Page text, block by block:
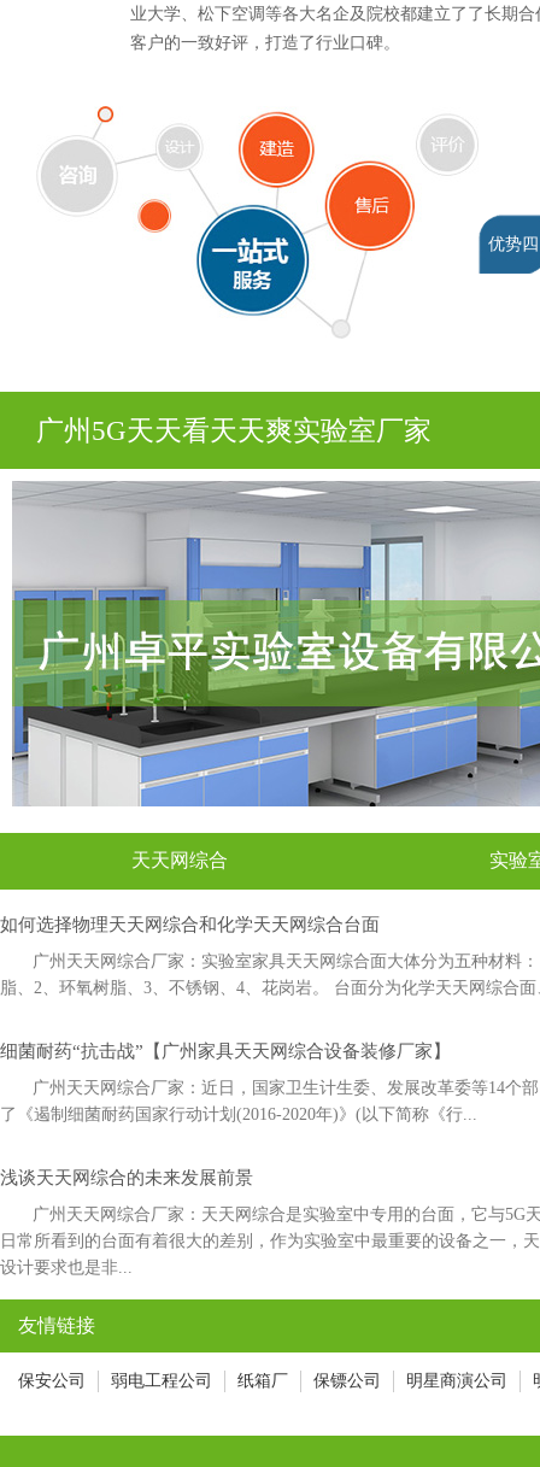
业大学、松下空调等各大名企及院校都建立了了长期合作
客户的一致好评，打造了行业口碑。
优势四
广州5G天天看天天爽实验室厂家
天天网综合 实验
如何选择物理天天网综合和化学天天网综合台面
广州天天网综合厂家：实验室家具天天网综合面大体分为五种材料：
脂、2、环氧树脂、3、不锈钢、4、花岗岩。 台面分为化学天天网综合
细菌耐药“抗击战”【广州家具天天网综合设备装修厂家】
广州天天网综合厂家：近日，国家卫生计生委、发展改革委等14
了《遏制细菌耐药国家行动计划(2016-2020年)》(以下简称《行...
浅谈天天网综合的未来发展前景
广州天天网综合厂家：天天网综合是实验室中专用的台面，它与5G
日常所看到的台面有着很大的差别，作为实验室中最重要的设备之一，
设计要求也是非...
友情链接
保安公司 弱电工程公司 纸箱厂 保镖公司 明星商演公司